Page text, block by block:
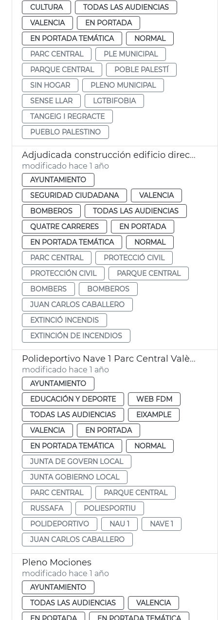
CULTURA
TODAS LAS AUDIENCIAS
VALENCIA
EN PORTADA
EN PORTADA TEMÁTICA
NORMAL
PARC CENTRAL
PLE MUNICIPAL
PARQUE CENTRAL
POBLE PALESTÍ
SIN HOGAR
PLENO MUNICIPAL
SENSE LLAR
LGTBIFOBIA
TANGEIG I REGRACTE
PUEBLO PALESTINO
Adjudicada construcción edificio dirección bomberos València
modificado hace 1 año
AYUNTAMIENTO
SEGURIDAD CIUDADANA
VALENCIA
BOMBEROS
TODAS LAS AUDIENCIAS
QUATRE CARRERES
EN PORTADA
EN PORTADA TEMÁTICA
NORMAL
PARC CENTRAL
PROTECCIÓ CIVIL
PROTECCIÓN CIVIL
PARQUE CENTRAL
BOMBERS
BOMBEROS
JUAN CARLOS CABALLERO
EXTINCIÓ INCENDIS
EXTINCIÓN DE INCENDIOS
Polideportivo Nave 1 Parc Central València
modificado hace 1 año
AYUNTAMIENTO
EDUCACIÓN Y DEPORTE
WEB FDM
TODAS LAS AUDIENCIAS
EIXAMPLE
VALENCIA
EN PORTADA
EN PORTADA TEMÁTICA
NORMAL
JUNTA DE GOVERN LOCAL
JUNTA GOBIERNO LOCAL
PARC CENTRAL
PARQUE CENTRAL
RUSSAFA
POLIESPORTIU
POLIDEPORTIVO
NAU 1
NAVE 1
JUAN CARLOS CABALLERO
Pleno Mociones
modificado hace 1 año
AYUNTAMIENTO
TODAS LAS AUDIENCIAS
VALENCIA